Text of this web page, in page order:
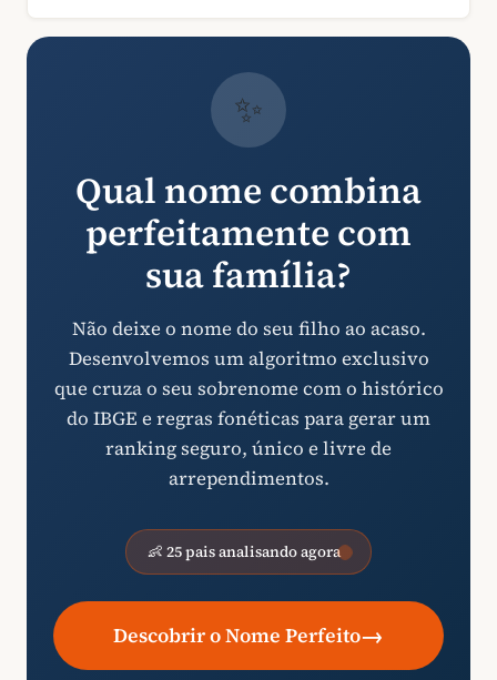
✨
Qual nome combina
perfeitamente com
sua família?
Não deixe o nome do seu filho ao acaso.
Desenvolvemos um algoritmo exclusivo
que cruza o seu sobrenome com o histórico
do IBGE e regras fonéticas para gerar um
ranking seguro, único e livre de
arrependimentos.
👶 25 pais analisando agora
Descobrir o Nome Perfeito→